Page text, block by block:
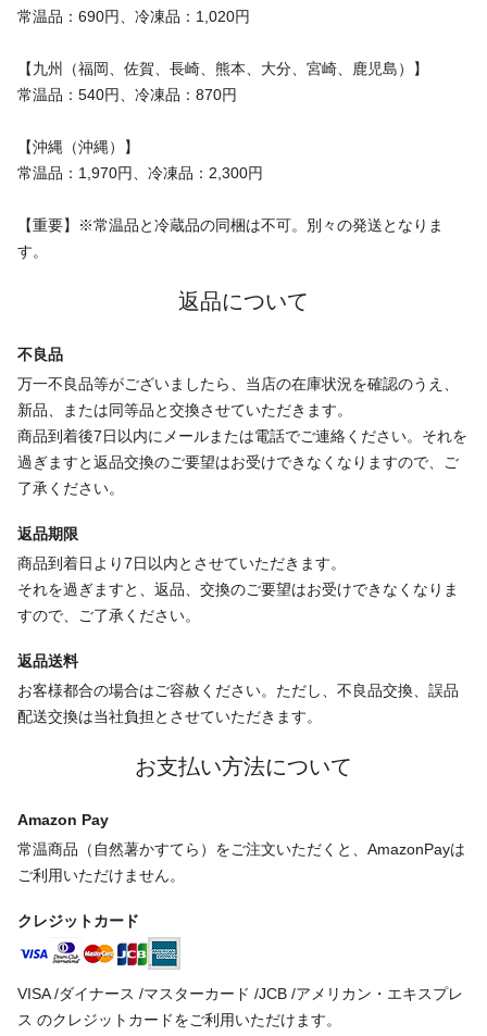
常温品：690円、冷凍品：1,020円
【九州（福岡、佐賀、長崎、熊本、大分、宮崎、鹿児島）】
常温品：540円、冷凍品：870円
【沖縄（沖縄）】
常温品：1,970円、冷凍品：2,300円
【重要】※常温品と冷蔵品の同梱は不可。別々の発送となりま
す。
返品について
不良品
万一不良品等がございましたら、当店の在庫状況を確認のうえ、
新品、または同等品と交換させていただきます。
商品到着後7日以内にメールまたは電話でご連絡ください。それを
過ぎますと返品交換のご要望はお受けできなくなりますので、ご
了承ください。
返品期限
商品到着日より7日以内とさせていただきます。
それを過ぎますと、返品、交換のご要望はお受けできなくなりま
すので、ご了承ください。
返品送料
お客様都合の場合はご容赦ください。ただし、不良品交換、誤品
配送交換は当社負担とさせていただきます。
お支払い方法について
Amazon Pay
常温商品（自然薯かすてら）をご注文いただくと、AmazonPayは
ご利用いただけません。
クレジットカード
VISA /ダイナース /マスターカード /JCB /アメリカン・エキスプレ
ス のクレジットカードをご利用いただけます。